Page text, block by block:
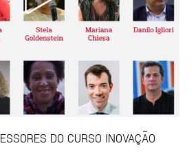
DO CURSO INOVAÇÃO